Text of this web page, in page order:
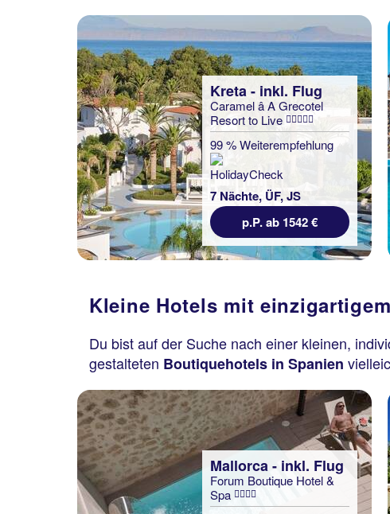
Kreta - inkl. Flug
Caramel â A Grecotel
Resort to Live
99 % Weiterempfehlung
7 Nächte, ÜF, JS
p.P. ab 1542 €
Kleine Hotels mit
Du bist auf der Suche nach einer kleinen,
gestalteten Boutiquehotels in Spanien
Mallorca - inkl. Flug
Forum Boutique Hotel &
Spa